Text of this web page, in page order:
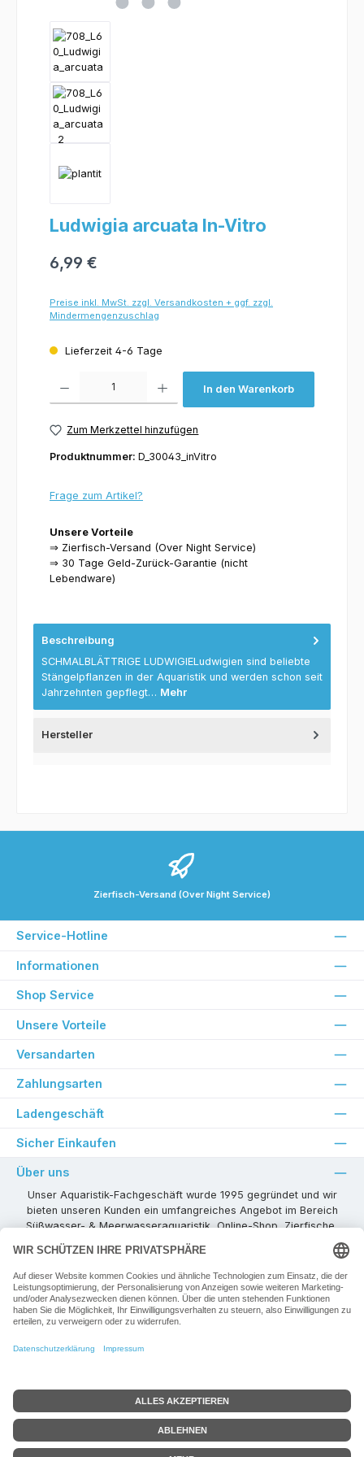
Ludwigia arcuata In-Vitro
6,99 €
Preise inkl. MwSt. zzgl. Versandkosten + ggf. zzgl.
Mindermengenzuschlag
Lieferzeit 4-6 Tage
In den Warenkorb
Zum Merkzettel hinzufügen
Produktnummer: D_30043_inVitro
Frage zum Artikel?
Unsere Vorteile
⇒ Zierfisch-Versand (Over Night Service)
⇒ 30 Tage Geld-Zurück-Garantie (nicht
Lebendware)
Beschreibung
SCHMALBLÄTTRIGE LUDWIGIELudwigien sind beliebte
Stängelpflanzen in der Aquaristik und werden schon seit
Jahrzehnten gepflegt… Mehr
Hersteller
Zierfisch-Versand (Over Night Service)
Service-Hotline
Informationen
Shop Service
Unsere Vorteile
Versandarten
Zahlungsarten
Ladengeschäft
Sicher Einkaufen
Über uns
Unser Aquaristik-Fachgeschäft wurde 1995 gegründet und wir
bieten unseren Kunden ein umfangreiches Angebot im Bereich
Süßwasser- & Meerwasseraquaristik, Online-Shop, Zierfische,
Pflanzen, Aquarienkombinationen, Technikzubehör usw. ! Als
kompetenter Aquaristik-Fachhandelspartner stehen wir Ihnen für
alle Ihre Projekte und Einrichtungs- oder Besatzwünsche zur
Verfügung!
Besuchen Sie uns in unseren Räumlichkeiten oder senden Sie uns
Vertrag widerrufen
Alle Preise inkl. gesetzl. Mehrwertsteuer zzgl.Versandkosten+ ggf. zzgl.
Google-Bewertung